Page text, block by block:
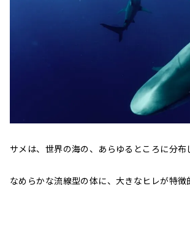
サメは、世界の海の、あらゆるところに分布
なめらかな流線型の体に、大きなヒレが特徴